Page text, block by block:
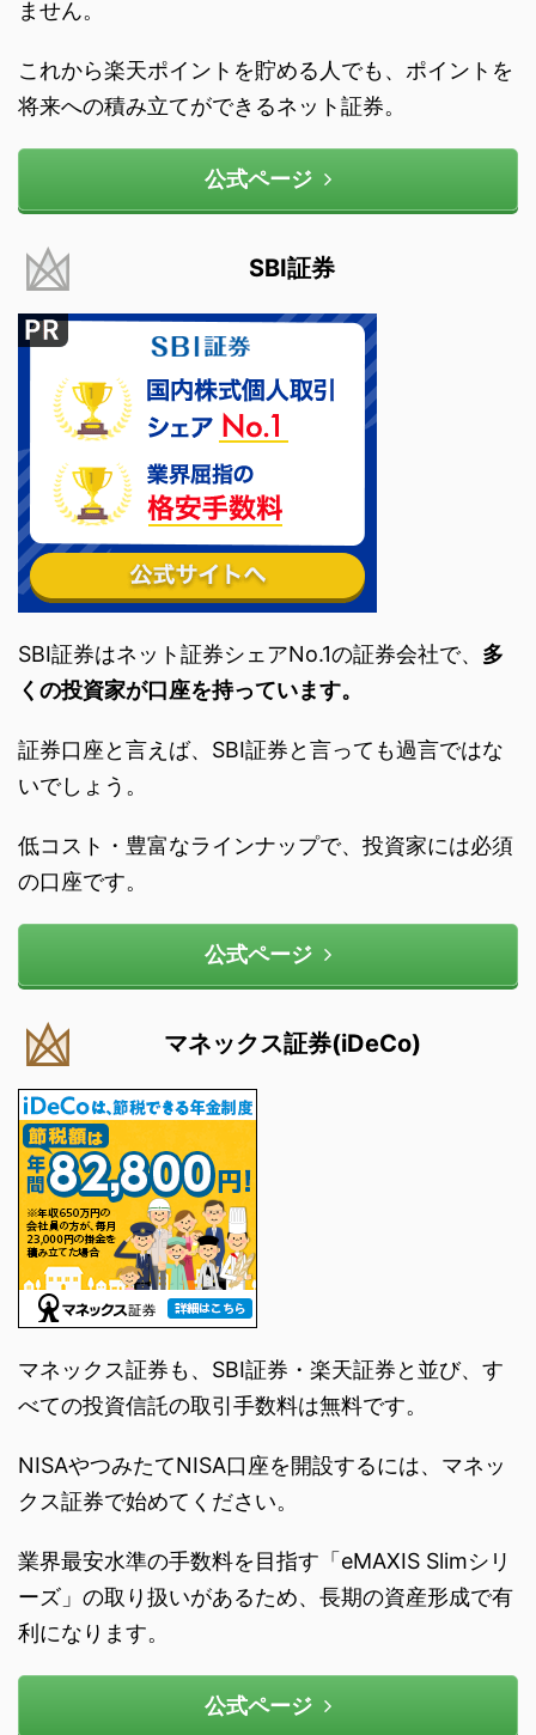
ません。
これから楽天ポイントを貯める人でも、ポイントを
将来への積み立てができるネット証券。
公式ページ
SBI証券
SBI証券はネット証券シェアNo.1の証券会社で、 多
くの投資家が口座を持っています。
証券口座と言えば、SBI証券と言っても過言ではな
いでしょう。
低コスト・豊富なラインナップで、投資家には必須
の口座です。
公式ページ
マネックス証券(iDeCo)
マネックス証券も、SBI証券・楽天証券と並び、す
べての投資信託の取引手数料は無料です。
NISAやつみたてNISA口座を開設するには、マネッ
クス証券で始めてください。
業界最安水準の手数料を目指す「eMAXIS Slimシリ
ーズ」の取り扱いがあるため、長期の資産形成で有
利になります。
公式ページ